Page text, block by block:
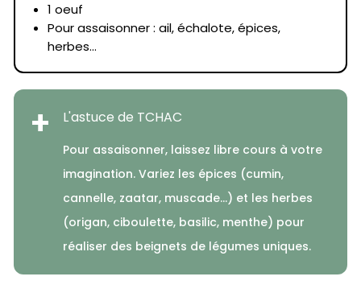
1 oeuf
Pour assaisonner : ail, échalote, épices,
herbes...
+ L'astuce de TCHAC
Pour assaisonner, laissez libre cours à votre
imagination. Variez les épices (cumin,
cannelle, zaatar, muscade...) et les herbes
(origan, ciboulette, basilic, menthe) pour
réaliser des beignets de légumes uniques.